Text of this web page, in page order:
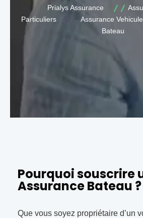
Prialys Assurance
Particuliers
Assurance
Bateau
Pourquoi souscrire
Assurance Bateau ?
Que vous soyez propriétaire d’un